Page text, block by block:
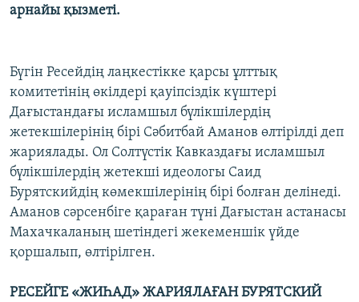
арнайы қызметі.
Бүгін Ресейдің лаңкестікке қарсы ұлттық
комитетінің өкілдері қауіпсіздік күштері
Дағыстандағы исламшыл бүлікшілердің
жетекшілерінің бірі Сәбитбай Аманов өлтірілді деп
жариялады. Ол Солтүстік Кавказдағы исламшыл
бүлікшілердің жетекші идеологы Саид
Бурятскийдің көмекшілерінің бірі болған делінеді.
Аманов сәрсенбіге қараған түні Дағыстан астанасы
Махачкаланың шетіндегі жекеменшік үйде
қоршалып, өлтірілген.
РЕСЕЙГЕ «ЖИҺАД» ЖАРИЯЛАҒАН БУРЯТСКИЙ